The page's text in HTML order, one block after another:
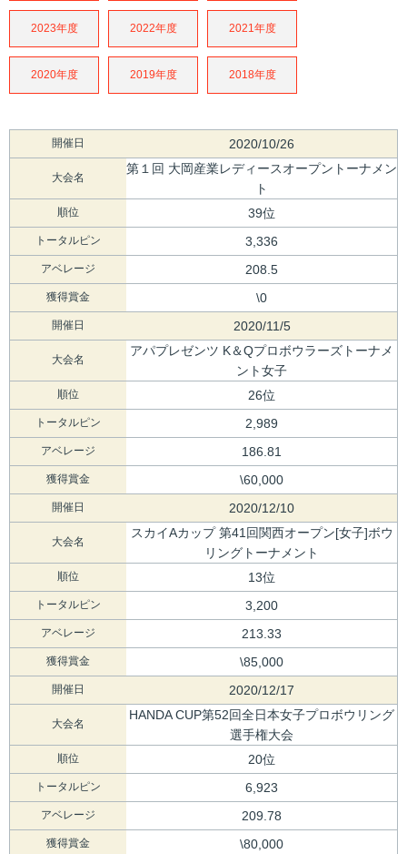
2023年度 2022年度 2021年度
2020年度 2019年度 2018年度
開催日 2020/10/26
大会名
第１回 大岡産業レディースオープントーナメン
ト
順位 39位
トータルピン 3,336
アベレージ 208.5
獲得賞金 \0
開催日 2020/11/5
大会名
アパプレゼンツ K＆Qプロボウラーズトーナメ
ント女子
順位 26位
トータルピン 2,989
アベレージ 186.81
獲得賞金 \60,000
開催日 2020/12/10
大会名
スカイAカップ 第41回関西オープン[女子]ボウ
リングトーナメント
順位 13位
トータルピン 3,200
アベレージ 213.33
獲得賞金 \85,000
開催日 2020/12/17
大会名
HANDA CUP第52回全日本女子プロボウリング
選手権大会
順位 20位
トータルピン 6,923
アベレージ 209.78
獲得賞金 \80,000